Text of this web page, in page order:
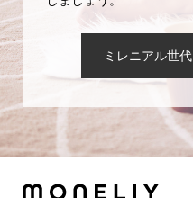
ミレニアル世